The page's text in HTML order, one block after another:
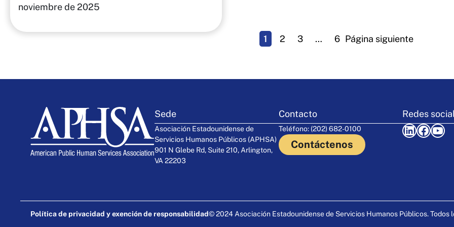
noviembre de 2025
1 2 3 … 6 Página siguiente
Sede
Asociación Estadounidense de
Servicios Humanos Públicos (APHSA)
901 N Glebe Rd, Suite 210, Arlington,
VA 22203
Contacto
Teléfono: (202) 682-0100
Contáctenos
Redes
LinkedIn Facebook YouTube
Política de privacidad y exención de responsabilidad© 2024 Asociación Estadounidense de Servicios Humanos Públicos. Todos